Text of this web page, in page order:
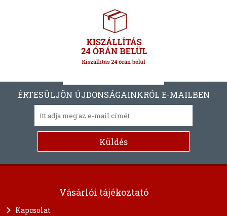
ÉRTESÜLJÖN ÚJDONSÁGAINKRÓL E-MAILBEN
Vásárlói tájékoztató
Kapcsolat